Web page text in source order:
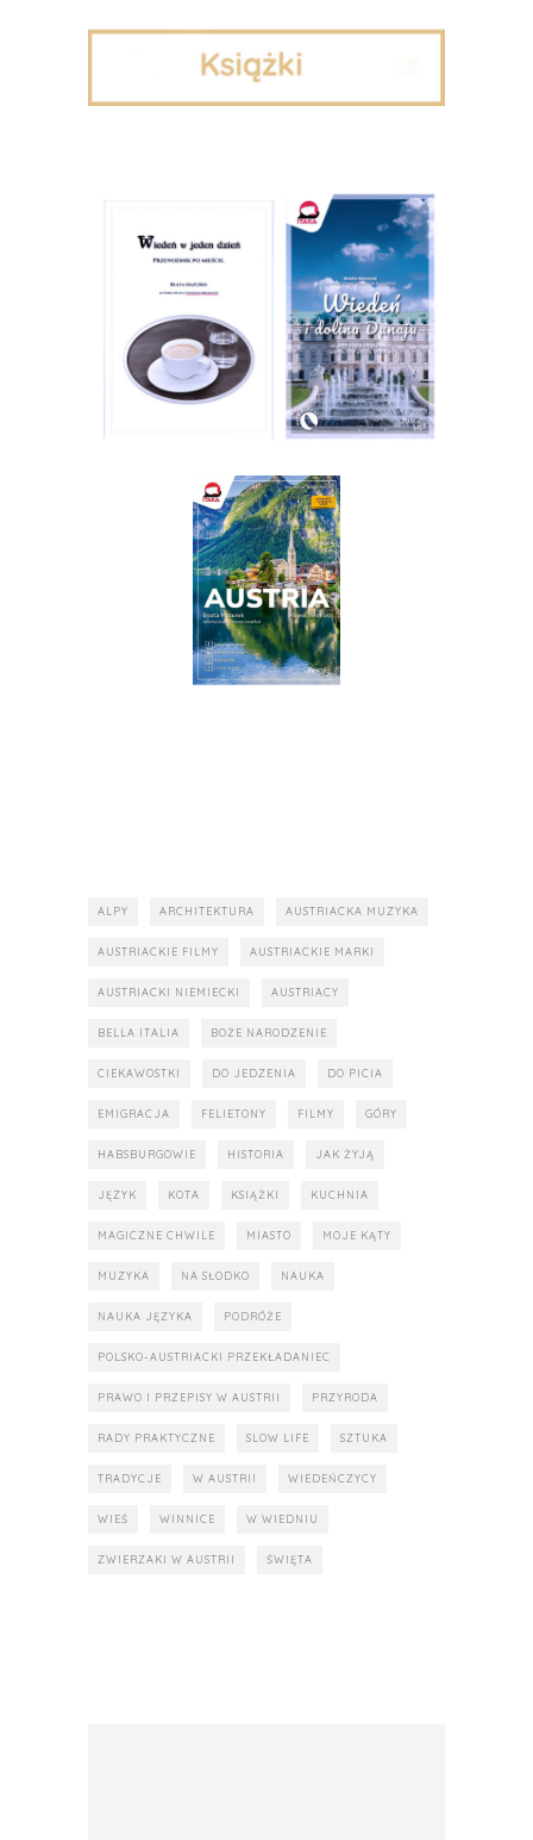
ALPY ARCHITEKTURA AUSTRIACKA MUZYKA
AUSTRIACKIE FILMY AUSTRIACKIE MARKI
AUSTRIACKI NIEMIECKI AUSTRIACY
BELLA ITALIA BOŻE NARODZENIE
CIEKAWOSTKI DO JEDZENIA DO PICIA
EMIGRACJA FELIETONY FILMY GÓRY
HABSBURGOWIE HISTORIA JAK ŻYJĄ
JĘZYK KOTA KSIĄŻKI KUCHNIA
MAGICZNE CHWILE MIASTO MOJE KĄTY
MUZYKA NA SŁODKO NAUKA
NAUKA JĘZYKA PODRÓŻE
POLSKO-AUSTRIACKI PRZEKŁADANIEC
PRAWO I PRZEPISY W AUSTRII PRZYRODA
RADY PRAKTYCZNE SLOW LIFE SZTUKA
TRADYCJE W AUSTRII WIEDEŃCZYCY
WIEŚ WINNICE W WIEDNIU
ZWIERZAKI W AUSTRII ŚWIĘTA